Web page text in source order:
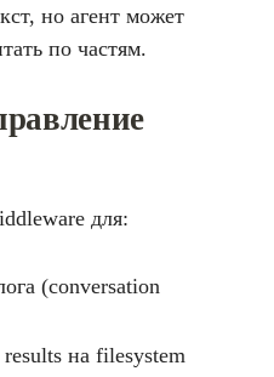
но агент может
по частям.
для:
(conversation
на filesystem